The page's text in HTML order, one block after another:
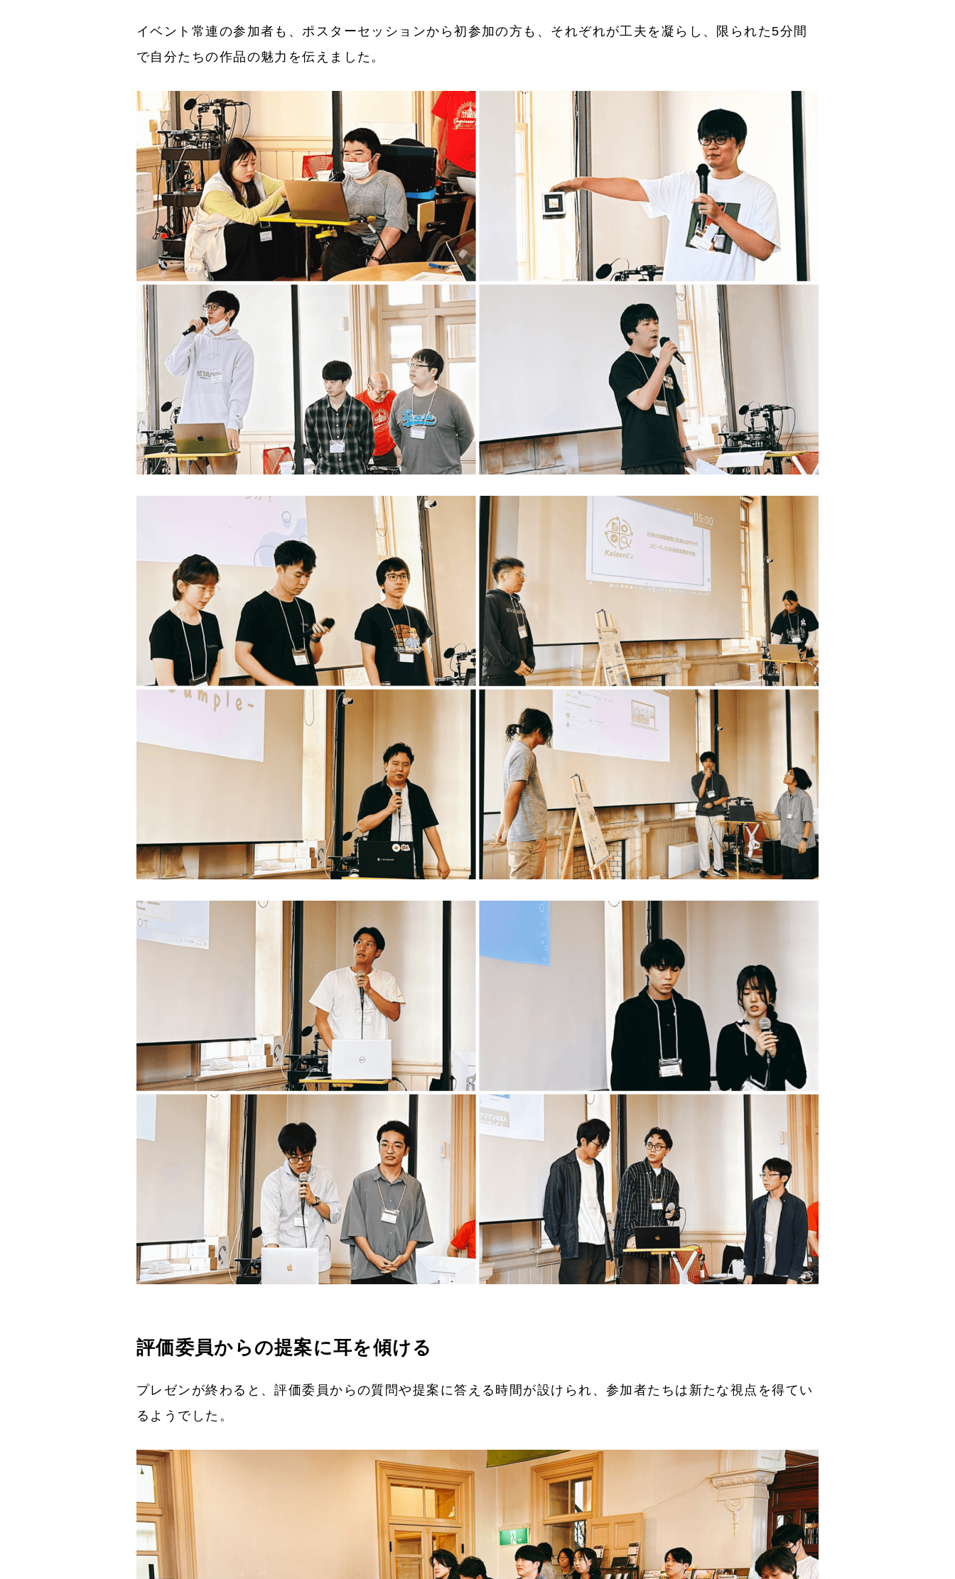
イベント常連の参加者も、ポスターセッションから初参加の方も、それぞれが工夫を凝らし、限られた5分間
で自分たちの作品の魅力を伝えました。
評価委員からの提案に耳を傾ける
プレゼンが終わると、評価委員からの質問や提案に答える時間が設けられ、参加者たちは新たな視点を得てい
るようでした。